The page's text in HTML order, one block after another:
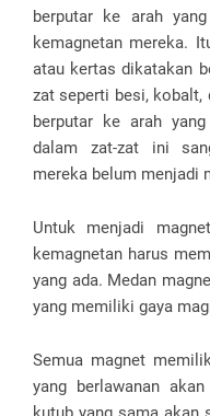
berputar ke arah
kemagnetan mereka.
atau kertas dikatakan
zat seperti besi, kobalt,
berputar ke arah
dalam zat-zat ini
mereka belum menjadi
Untuk menjadi
kemagnetan harus
yang ada. Medan
yang memiliki gaya
Semua magnet
yang berlawanan